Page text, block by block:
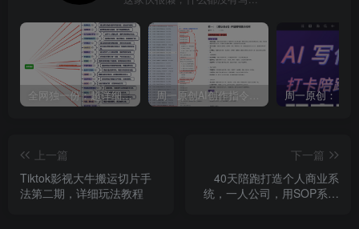
全网独一份：超详细的40+个自媒体赛道领域解析手册，让你的内容创作不再局限！ 周一原创AI创作指令词：30+个领域赛道的创作提示词集合
上一篇
Tiktok影视大牛搬运切片手
法第二期，详细玩法教程
下一篇
40天陪跑打造个人商业系
统，一人公司，用SOP系统